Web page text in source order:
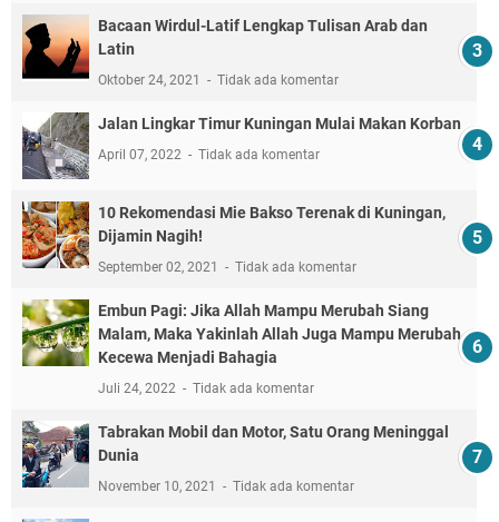
Bacaan Wirdul-Latif Lengkap Tulisan Arab dan
Latin
Oktober 24, 2021 Tidak ada komentar
Jalan Lingkar Timur Kuningan Mulai Makan Korban
April 07, 2022 Tidak ada komentar
10 Rekomendasi Mie Bakso Terenak di Kuningan,
Dijamin Nagih!
September 02, 2021 Tidak ada komentar
Embun Pagi: Jika Allah Mampu Merubah Siang
Malam, Maka Yakinlah Allah Juga Mampu Merubah
Kecewa Menjadi Bahagia
Juli 24, 2022 Tidak ada komentar
Tabrakan Mobil dan Motor, Satu Orang Meninggal
Dunia
November 10, 2021 Tidak ada komentar